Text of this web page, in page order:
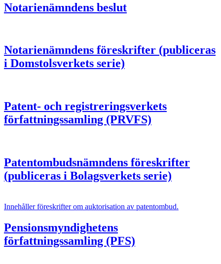
Notarienämndens beslut
Notarienämndens föreskrifter (publiceras
i Domstolsverkets serie)
Patent- och registreringsverkets
författningssamling (PRVFS)
Patentombudsnämndens föreskrifter
(publiceras i Bolagsverkets serie)
Innehåller föreskrifter om auktorisation av patentombud.
Pensionsmyndighetens
författningssamling (PFS)